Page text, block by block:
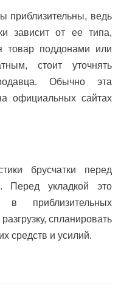
приблизительны, ведь
зависит от ее типа,
товар поддонами или
стоит уточнять
Обычно эта
официальных сайтах
брусчатки перед
Перед укладкой это
в приблизительных
спланировать
средств и усилий.